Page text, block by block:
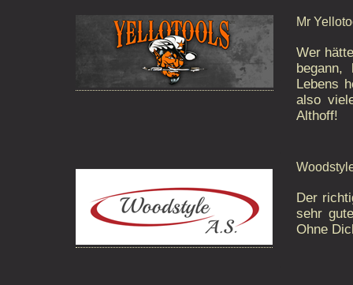
Mr
Wer
Lebens
also
Althoff!
Der
sehr
Ohne